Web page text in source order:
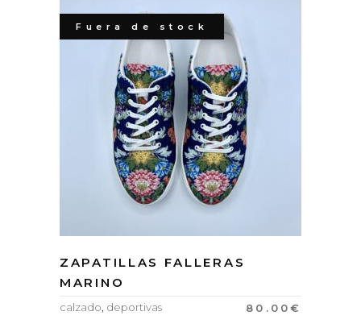
Fuera de stock
ZAPATILLAS FALLERAS
MARINO
80.00€
calzado deportivas